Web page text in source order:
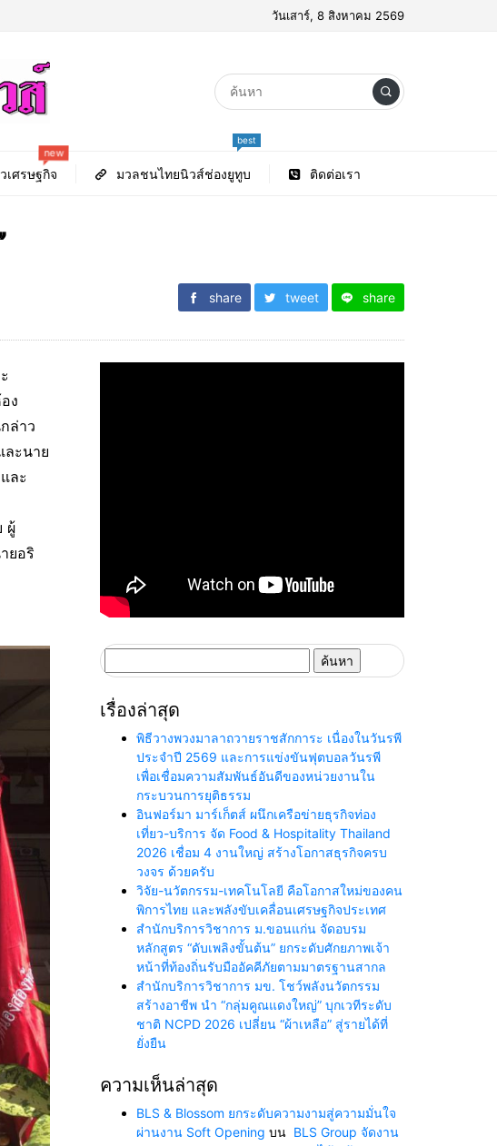
วันเสาร์, 8 สิงหาคม 2569
เศรษฐกิจ
new
มวลชนไทยนิวส์ช่องยูทูบ
best
ติดต่อเรา
share tweet share
ง
ล่าว
ะนาย
ละ
ผู้
ยอริ
สำหรับ:
เรื่องล่าสุด
พิธีวางพวงมาลาถวายราชสักการะ เนื่องในวันรพี
ประจำปี 2569 และการแข่งขันฟุตบอลวันรพี
เพื่อเชื่อมความสัมพันธ์อันดีของหน่วยงานใน
กระบวนการยุติธรรม
อินฟอร์มา มาร์เก็ตส์ ผนึกเครือข่ายธุรกิจท่อง
เที่ยว-บริการ จัด Food & Hospitality Thailand
2026 เชื่อม 4 งานใหญ่ สร้างโอกาสธุรกิจครบ
วงจร ด้วยครับ
วิจัย-นวัตกรรม-เทคโนโลยี คือโอกาสใหม่ของคน
พิการไทย และพลังขับเคลื่อนเศรษฐกิจประเทศ
สำนักบริการวิชาการ ม.ขอนแก่น จัดอบรม
หลักสูตร “ดับเพลิงขั้นต้น” ยกระดับศักยภาพเจ้า
หน้าที่ท้องถิ่นรับมืออัคคีภัยตามมาตรฐานสากล
สำนักบริการวิชาการ มข. โชว์พลังนวัตกรรม
สร้างอาชีพ นำ “กลุ่มคูณแดงใหญ่” บุกเวทีระดับ
ชาติ NCPD 2026 เปลี่ยน “ผ้าเหลือ” สู่รายได้ที่
ยั่งยืน
ความเห็นล่าสุด
BLS & Blossom ยกระดับความงามสู่ความมั่นใจ
ผ่านงาน Soft Opening บน BLS Group จัดงาน